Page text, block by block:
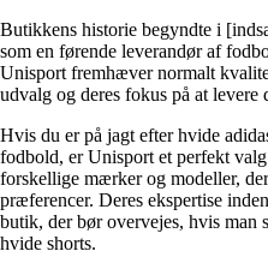
Butikkens historie begyndte i
som en førende leverandør af
Unisport fremhæver normalt
udvalg og deres fokus på at levere
Hvis du er på jagt efter hvide
fodbold, er Unisport et perfekt
forskellige mærker og modeller,
præferencer. Deres ekspertise
butik, der bør overvejes, hvis man
hvide shorts.